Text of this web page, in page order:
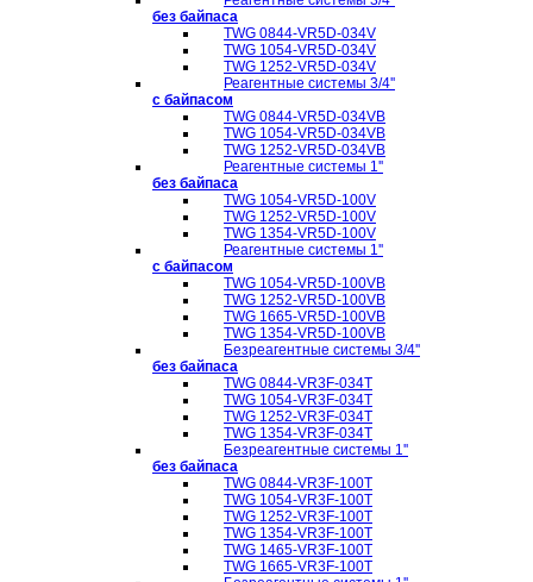
без байпаса
TWG 0844-VR5D-034V
TWG 1054-VR5D-034V
TWG 1252-VR5D-034V
Реагентные системы 3/4''
с байпасом
TWG 0844-VR5D-034VB
TWG 1054-VR5D-034VB
TWG 1252-VR5D-034VB
Реагентные системы 1''
без байпаса
TWG 1054-VR5D-100V
TWG 1252-VR5D-100V
TWG 1354-VR5D-100V
Реагентные системы 1''
с байпасом
TWG 1054-VR5D-100VB
TWG 1252-VR5D-100VB
TWG 1665-VR5D-100VB
TWG 1354-VR5D-100VB
Безреагентные системы 3/4''
без байпаса
TWG 0844-VR3F-034T
TWG 1054-VR3F-034T
TWG 1252-VR3F-034T
TWG 1354-VR3F-034T
Безреагентные системы 1''
без байпаса
TWG 0844-VR3F-100T
TWG 1054-VR3F-100T
TWG 1252-VR3F-100T
TWG 1354-VR3F-100T
TWG 1465-VR3F-100T
TWG 1665-VR3F-100T